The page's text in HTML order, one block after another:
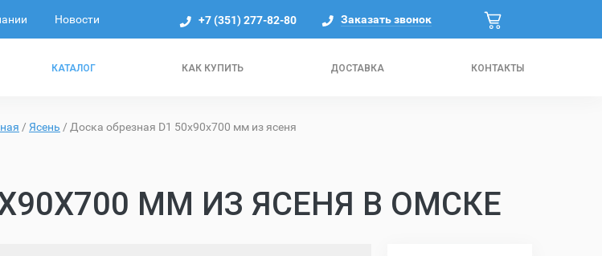
КАТАЛОГ КАК КУПИТЬ ДОСТАВКА КОНТАКТЫ
Новости +7 (351) 277-82-80 Заказать звонок
/ Ясень / Доска обрезная D1 50х90х700 мм из ясеня
ММ ИЗ ЯСЕНЯ В ОМСКЕ